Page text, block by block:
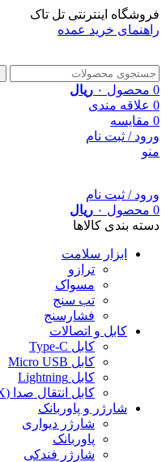
فروشگاه اینترنتی تل تاک
راهنمای خرید عمده
0 محصول ۰ ریال
0 علاقه مندی
0 مقایسه
ورود / ثبت نام
منو
ورود / ثبت نام
0 محصول ۰ ریال
دسته بندی کالاها
ابزار سلامت
ترازو
مسواک
تب سنج
فشارسنج
کابل و اتصالات
کابل Type-C
کابل Micro USB
کابل Lightning
کابل انتقال صدا (AUX)
شارژر و پاوربانک
شارژر دیواری
پاوربانک
شارژر فندکی